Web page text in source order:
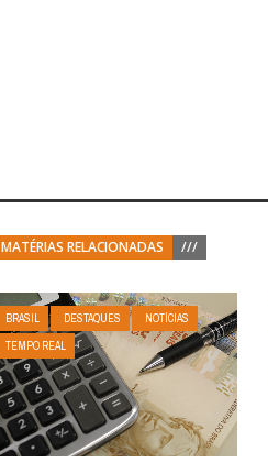
MATÉRIAS RELACIONADAS ///
BRASIL DESTAQUES
NOTÍCIAS
TEMPO REAL